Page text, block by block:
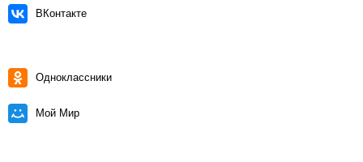
ВКонтакте
Одноклассники
Мой Мир